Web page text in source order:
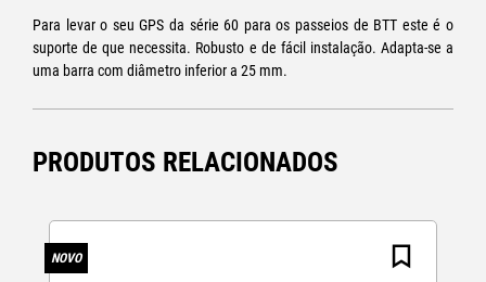
Para levar o seu GPS da série 60 para os passeios de BTT este é o
suporte de que necessita. Robusto e de fácil instalação. Adapta-se a
uma barra com diâmetro inferior a 25 mm.
PRODUTOS RELACIONADOS
NOVO